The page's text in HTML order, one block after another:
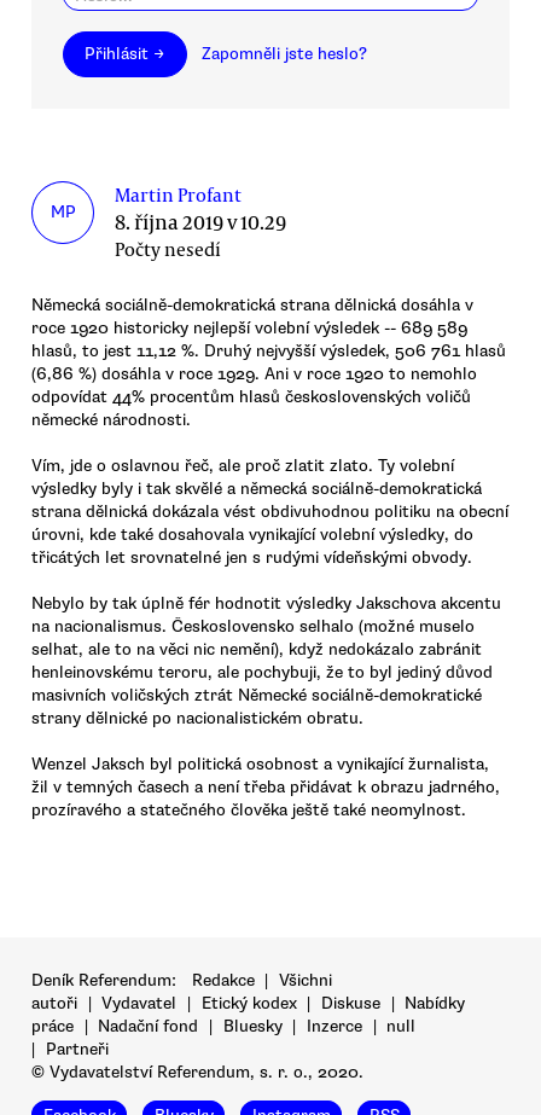
Přihlásit → Zapomněli jste heslo?
MP
Martin Profant
8. října 2019 v 10.29
Počty nesedí
Německá sociálně-demokratická strana dělnická dosáhla v
roce 1920 historicky nejlepší volební výsledek -- 689 589
hlasů, to jest 11,12 %. Druhý nejvyšší výsledek, 506 761 hlasů
(6,86 %) dosáhla v roce 1929. Ani v roce 1920 to nemohlo
odpovídat 44% procentům hlasů československých voličů
německé národnosti.
Vím, jde o oslavnou řeč, ale proč zlatit zlato. Ty volební
výsledky byly i tak skvělé a německá sociálně-demokratická
strana dělnická dokázala vést obdivuhodnou politiku na obecní
úrovni, kde také dosahovala vynikající volební výsledky, do
třicátých let srovnatelné jen s rudými vídeňskými obvody.
Nebylo by tak úplně fér hodnotit výsledky Jakschova akcentu
na nacionalismus. Československo selhalo (možné muselo
selhat, ale to na věci nic nemění), když nedokázalo zabránit
henleinovskému teroru, ale pochybuji, že to byl jediný důvod
masivních voličských ztrát Německé sociálně-demokratické
strany dělnické po nacionalistickém obratu.
Wenzel Jaksch byl politická osobnost a vynikající žurnalista,
žil v temných časech a není třeba přidávat k obrazu jadrného,
prozíravého a statečného člověka ještě také neomylnost.
Deník Referendum: Redakce | Všichni
autoři | Vydavatel | Etický kodex | Diskuse | Nabídky
práce | Nadační fond | Bluesky | Inzerce | null
|
Partneři
© Vydavatelství Referendum, s. r. o., 2020.